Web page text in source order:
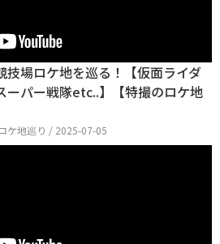
技場ロケ地を巡る！【仮面ライダ
ーパー戦隊etc..】【特撮のロケ地
ケ地巡り / 2025-07-05